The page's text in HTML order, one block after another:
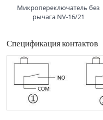
Микропереключатель без
рычага NV-16/21
Спецификация контактов